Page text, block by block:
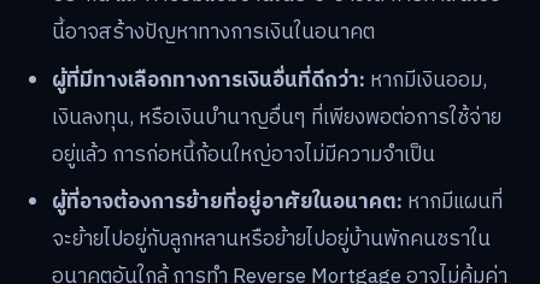
นี้อาจสร้างปัญหาทางการเงินในอนาคต
ผู้ที่มีทางเลือกทางการเงินอื่นที่ดีกว่า: หากมีเงินออม,
เงินลงทุน, หรือเงินบำนาญอื่นๆ ที่เพียงพอต่อการใช้จ่าย
อยู่แล้ว การก่อหนี้ก้อนใหญ่อาจไม่มีความจำเป็น
ผู้ที่อาจต้องการย้ายที่อยู่อาศัยในอนาคต: หากมีแผนที่
จะย้ายไปอยู่กับลูกหลานหรือย้ายไปอยู่บ้านพักคนชราใน
อนาคตอันใกล้ การทำ Reverse Mortgage อาจไม่คุ้มค่า